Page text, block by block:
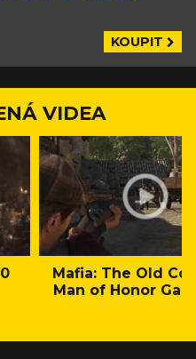
KOUPIT
VIDEA
Mafia: The Old
Man of Honor